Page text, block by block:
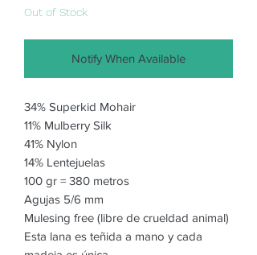
Out of Stock
Notify When Available
34% Superkid Mohair
11% Mulberry Silk
41% Nylon
14% Lentejuelas
100 gr = 380 metros
Agujas 5/6 mm
Mulesing free (libre de crueldad animal)
Esta lana es teñida a mano y cada